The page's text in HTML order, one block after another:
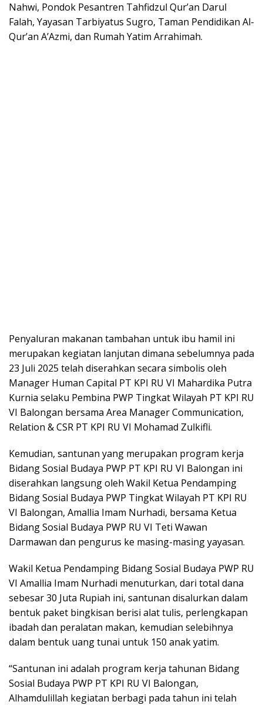
Nahwi, Pondok Pesantren Tahfidzul Qur’an Darul
Falah, Yayasan Tarbiyatus Sugro, Taman Pendidikan Al-
Qur’an A’Azmi, dan Rumah Yatim Arrahimah.
Penyaluran makanan tambahan untuk ibu hamil ini
merupakan kegiatan lanjutan dimana sebelumnya pada
23 Juli 2025 telah diserahkan secara simbolis oleh
Manager Human Capital PT KPI RU VI Mahardika Putra
Kurnia selaku Pembina PWP Tingkat Wilayah PT KPI RU
VI Balongan bersama Area Manager Communication,
Relation & CSR PT KPI RU VI Mohamad Zulkifli.
Kemudian, santunan yang merupakan program kerja
Bidang Sosial Budaya PWP PT KPI RU VI Balongan ini
diserahkan langsung oleh Wakil Ketua Pendamping
Bidang Sosial Budaya PWP Tingkat Wilayah PT KPI RU
VI Balongan, Amallia Imam Nurhadi, bersama Ketua
Bidang Sosial Budaya PWP RU VI Teti Wawan
Darmawan dan pengurus ke masing-masing yayasan.
Wakil Ketua Pendamping Bidang Sosial Budaya PWP RU
VI Amallia Imam Nurhadi menuturkan, dari total dana
sebesar 30 Juta Rupiah ini, santunan disalurkan dalam
bentuk paket bingkisan berisi alat tulis, perlengkapan
ibadah dan peralatan makan, kemudian selebihnya
dalam bentuk uang tunai untuk 150 anak yatim.
“Santunan ini adalah program kerja tahunan Bidang
Sosial Budaya PWP PT KPI RU VI Balongan,
Alhamdulillah kegiatan berbagi pada tahun ini telah